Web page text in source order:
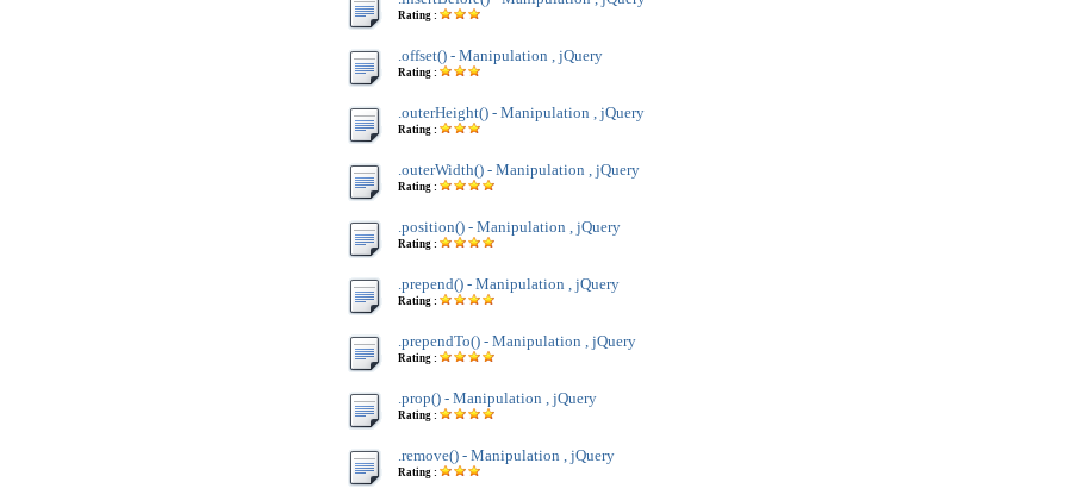
Rating :
.offset() - Manipulation , jQuery
Rating :
.outerHeight() - Manipulation , jQuery
Rating :
.outerWidth() - Manipulation , jQuery
Rating :
.position() - Manipulation , jQuery
Rating :
.prepend() - Manipulation , jQuery
Rating :
.prependTo() - Manipulation , jQuery
Rating :
.prop() - Manipulation , jQuery
Rating :
.remove() - Manipulation , jQuery
Rating :